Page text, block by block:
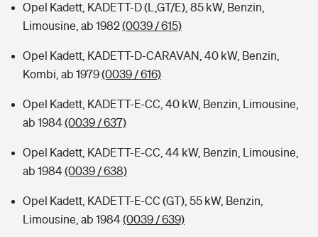
Opel Kadett, KADETT-D (L,GT/E), 85 kW, Benzin,
Limousine, ab 1982(0039 / 615)
Opel Kadett, KADETT-D-CARAVAN, 40 kW, Benzin,
Kombi, ab 1979(0039 / 616)
Opel Kadett, KADETT-E-CC, 40 kW, Benzin, Limousine,
ab 1984(0039 / 637)
Opel Kadett, KADETT-E-CC, 44 kW, Benzin, Limousine,
ab 1984(0039 / 638)
Opel Kadett, KADETT-E-CC (GT), 55 kW, Benzin,
Limousine, ab 1984(0039 / 639)